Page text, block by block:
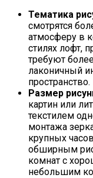
Тематика
смотрятся
атмосферу в
стилях лофт,
требуют
лаконичный
пространство.
Размер
картин или
текстилем
монтажа
крупных
обширным
комнат с
небольшим